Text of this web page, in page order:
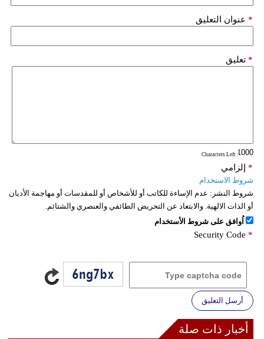
عنوان التعليق *
تعليق *
: Characters Left
إلزامي *
شروط الاستخدام
شروط النشر: عدم الإساءة للكاتب أو للأشخاص أو للمقدسات أو مهاجمة الأديان
أو الذات الالهية. والابتعاد عن التحريض الطائفي والعنصري والشتائم.
اُوافق على شروط الأستخدام
Security Code *
أرسل التعليق
أخبار ذات صلة